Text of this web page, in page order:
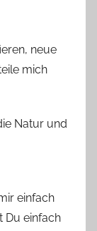
neue
mich
Natur und
einfach
Du einfach